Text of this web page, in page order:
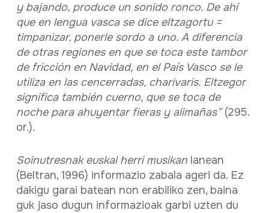
y bajando, produce un sonido ronco. De ahí
que en lengua vasca se dice eltzagortu =
timpanizar, ponerle sordo a uno. A diferencia
de otras regiones en que se toca este tambor
de fricción en Navidad, en el País Vasco se le
utiliza en las cencerradas, charivaris. Eltzegor
significa también cuerno, que se toca de
noche para ahuyentar fieras y alimañas”(295.
or.).
Soinutresnak euskal herri musikanlanean
(Beltran, 1996) informazio zabala ageri da. Ez
dakigu garai batean non erabiliko zen, baina
guk jaso dugun informazioak garbi uzten du